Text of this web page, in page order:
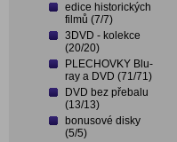
edice historických
filmů (7/7)
3DVD - kolekce
(20/20)
PLECHOVKY Blu-
ray a DVD (71/71)
DVD bez přebalu
(13/13)
bonusové disky
(5/5)